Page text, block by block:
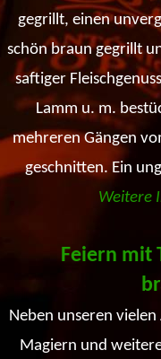
gegrillt, einen
schön braun gegrillt
saftiger
Lamm u. m.
mehreren Gängen
geschnitten. Ein
Weitere
Feiern mit
Neben unseren
Magiern und